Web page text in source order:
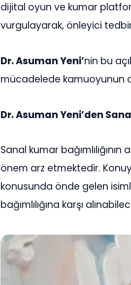
dijital oyun ve kumar
vurgulayarak, önleyici
Dr. Asuman Yeni’nin bu
mücadelede kamuoyunun
Dr. Asuman Yeni’den
Sanal kumar
önem arz etmektedir.
konusunda önde gelen
bağımlılığına karşı